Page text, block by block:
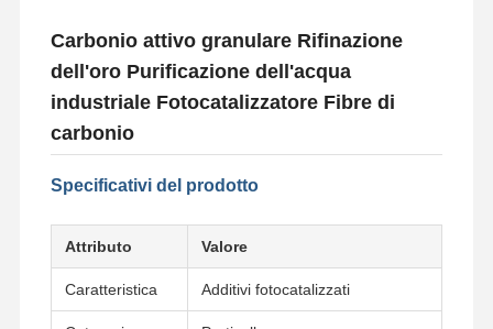
Carbonio attivo granulare Rifinazione
dell'oro Purificazione dell'acqua
industriale Fotocatalizzatore Fibre di
carbonio
Specificativi del prodotto
Attributo Valore
Caratteristica Additivi fotocatalizzati